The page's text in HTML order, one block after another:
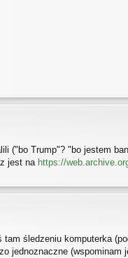
("bo Trump"? "bo jestem
jest na https://
śledzeniu komputerka
jednoznaczne (wspominam